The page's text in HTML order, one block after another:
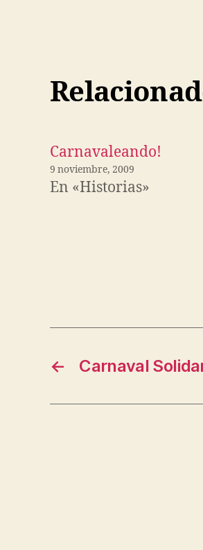
Carnavaleando!
9 noviembre, 2009
En «Historias»
← Carnaval